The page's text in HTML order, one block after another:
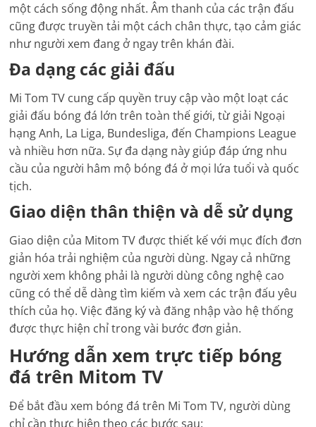
một cách sống động nhất. Âm thanh của các trận đấu
cũng được truyền tải một cách chân thực, tạo cảm giác
như người xem đang ở ngay trên khán đài.
Đa dạng các giải đấu
Mi Tom TV cung cấp quyền truy cập vào một loạt các
giải đấu bóng đá lớn trên toàn thế giới, từ giải Ngoại
hạng Anh, La Liga, Bundesliga, đến Champions League
và nhiều hơn nữa. Sự đa dạng này giúp đáp ứng nhu
cầu của người hâm mộ bóng đá ở mọi lứa tuổi và quốc
tịch.
Giao diện thân thiện và dễ sử dụng
Giao diện của Mitom TV được thiết kế với mục đích đơn
giản hóa trải nghiệm của người dùng. Ngay cả những
người xem không phải là người dùng công nghệ cao
cũng có thể dễ dàng tìm kiếm và xem các trận đấu yêu
thích của họ. Việc đăng ký và đăng nhập vào hệ thống
được thực hiện chỉ trong vài bước đơn giản.
Hướng dẫn xem trực tiếp bóng
đá trên Mitom TV
Để bắt đầu xem bóng đá trên Mi Tom TV, người dùng
chỉ cần thực hiện theo các bước sau: